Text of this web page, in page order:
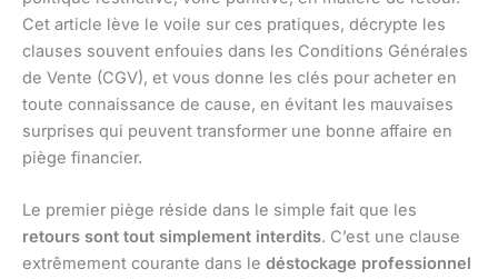
Cet article lève le voile sur ces pratiques, décrypte les
clauses souvent enfouies dans les Conditions Générales
de Vente (CGV), et vous donne les clés pour acheter en
toute connaissance de cause, en évitant les mauvaises
surprises qui peuvent transformer une bonne affaire en
piège financier.
Le premier piège réside dans le simple fait que les
retours sont tout simplement interdits. C’est une clause
extrêmement courante dans le déstockage professionnel